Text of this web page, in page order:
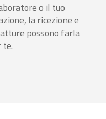
o il tuo
la ricezione e
possono farla
te.